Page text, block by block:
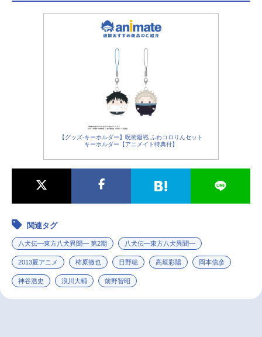
【グッズ-キーホルダー】呪術廻戦 ふわコロりんセット
キーホルダー【アニメイト特典付】
関連タグ
八犬伝―東方八犬異聞― 第2期 八犬伝—東方八犬異聞—
2013夏アニメ 柿原徹也 日野聡 高垣彩陽 岡本信彦
神谷浩史 浪川大輔 前野智昭